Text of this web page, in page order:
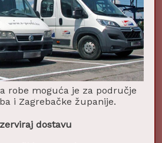
segmentirana
robe moguća je za područje
i Zagrebačke županije.
dostavu